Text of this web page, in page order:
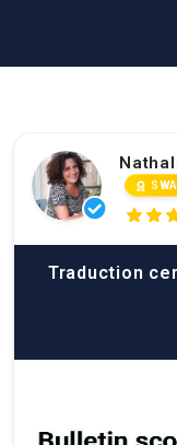
Traduction